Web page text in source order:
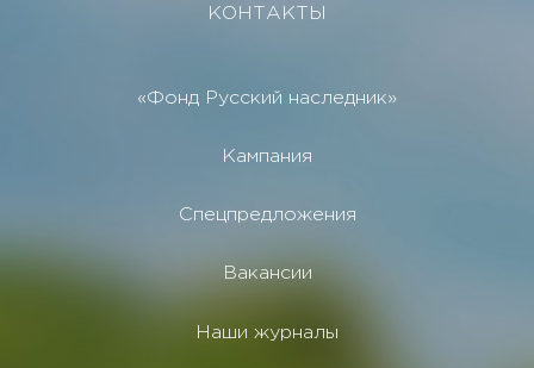
КОНТАКТЫ
«Фонд Русский наследник»
Кампания
Спецпредложения
Вакансии
Наши журналы